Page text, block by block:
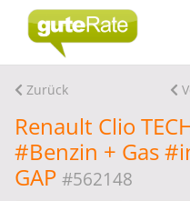
Zurück
Renault Clio
#Benzin + Gas
GAP #562148